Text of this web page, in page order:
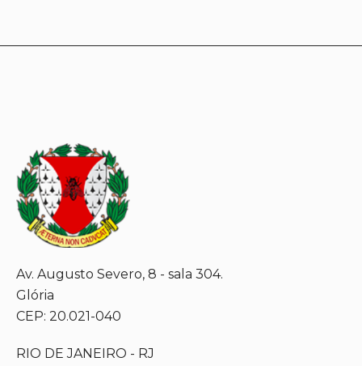
Av. Augusto Severo, 8 - sala 304.
Glória
CEP: 20.021-040
RIO DE JANEIRO - RJ